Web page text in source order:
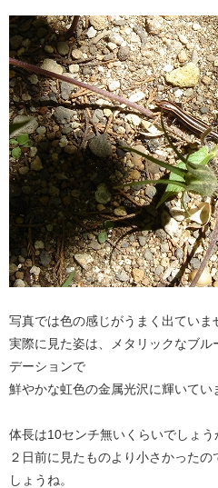
写真では色の感じがうまく出ていま
実際に見た姿は、メタリックなブ
デーションで
鮮やかな虹色の金属光沢に輝いてい
体長は10センチ無いくらいでしょう
２日前に見たものより小さかった
しょうね。